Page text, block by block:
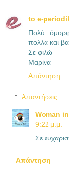
to e-
Πολύ
πολλά και
Σε φιλώ
Μαρίνα
Απάντηση
Απαντήσεις
Woman
9:22 μ.μ.
Σε
Απάντηση